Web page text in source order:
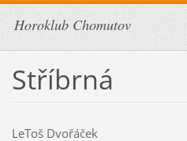
Horoklub Chomutov
Stříbrná
LeToš Dvořáček